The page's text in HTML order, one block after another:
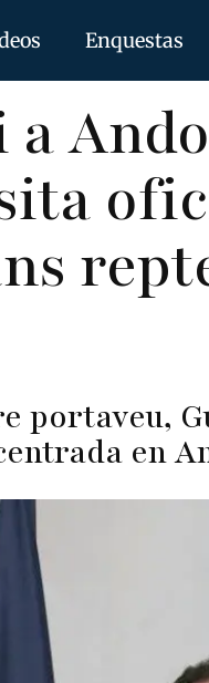
Enquestas
portaveu,
en